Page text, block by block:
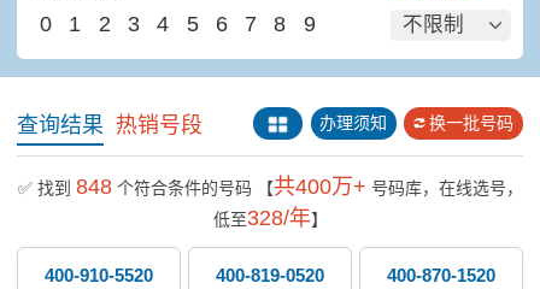
0 1 2 3 4 5 6 7 8 9
不限制
查询结果 热销号段 办理须知 换一批号码
✅ 找到 848个符合条件的号码 【共400万+ 号码库，在线选号，
低至328/年】
400-910-5520 400-819-0520 400-870-1520